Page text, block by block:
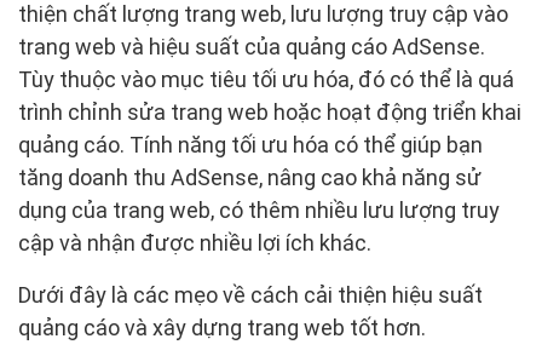
thiện chất lượng trang web, lưu lượng truy cập vào
trang web và hiệu suất của quảng cáo AdSense.
Tùy thuộc vào mục tiêu tối ưu hóa, đó có thể là quá
trình chỉnh sửa trang web hoặc hoạt động triển khai
quảng cáo. Tính năng tối ưu hóa có thể giúp bạn
tăng doanh thu AdSense, nâng cao khả năng sử
dụng của trang web, có thêm nhiều lưu lượng truy
cập và nhận được nhiều lợi ích khác.
Dưới đây là các mẹo về cách cải thiện hiệu suất
quảng cáo và xây dựng trang web tốt hơn.